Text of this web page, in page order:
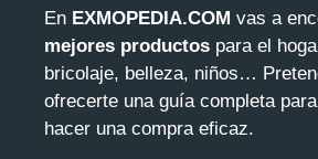
En EXMOPEDIA.COM vas a
mejores productos para el
bricolaje, belleza, niños…
ofrecerte una guía completa
hacer una compra eficaz.